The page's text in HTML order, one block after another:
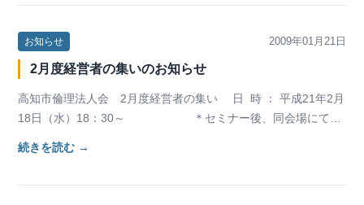
お知らせ 2009年01月21日
2月度経営者の集いのお知らせ
高知市倫理法人会 2月度経営者の集い 日 時 ： 平成21年2月
18日（水）18：30～ ＊セミナー後、同会場にて懇
続きを読む →